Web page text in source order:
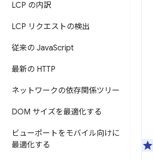
LCP の内訳
LCP リクエストの検出
従来の JavaScript
最新の HTTP
ネットワークの依存関係ツリー
DOM サイズを最適化する
ビューポートをモバイル向けに
最適化する